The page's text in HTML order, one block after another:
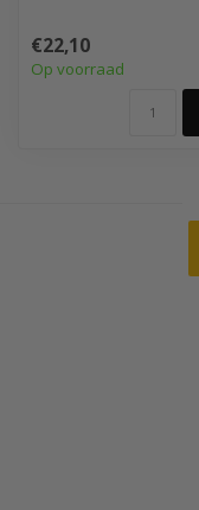
€22,10
Op voorraad